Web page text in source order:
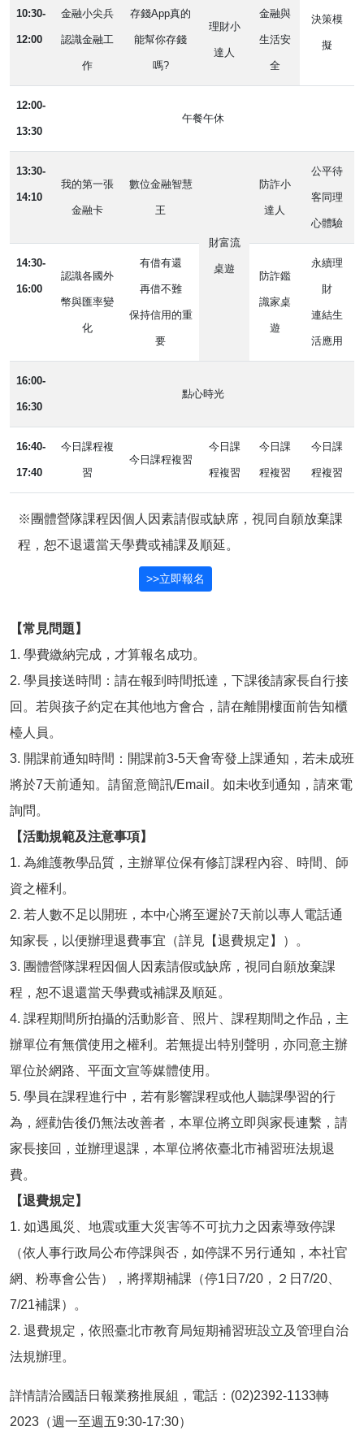
決策模
擬
10:30-
12:00
金融小尖兵
認識金融工
作
存錢App真的
能幫你存錢
嗎?
理財小
達人
金融與
生活安
全
12:00-
13:30
午餐午休
13:30-
14:10
我的第一張
金融卡
數位金融智慧
王
財富流
桌遊
防詐小
達人
公平待
客同理
心體驗
14:30-
16:00
認識各國外
幣與匯率變
化
有借有還
再借不難
保持信用的重
要
防詐鑑
識家桌
遊
永續理
財
連結生
活應用
16:00-
16:30
點心時光
16:40-
17:40
今日課程複
習
今日課程複習
今日課
程複習
今日課
程複習
今日課
程複習
※團體營隊課程因個人因素請假或缺席，視同自願放棄課
程，恕不退還當天學費或補課及順延。
>>立即報名
【常見問題】
1. 學費繳納完成，才算報名成功。
2. 學員接送時間：請在報到時間抵達，下課後請家長自行接
回。若與孩子約定在其他地方會合，請在離開樓面前告知櫃
檯人員。
3. 開課前通知時間：開課前3-5天會寄發上課通知，若未成班
將於7天前通知。請留意簡訊/Email。如未收到通知，請來電
詢問。
【活動規範及注意事項】
1. 為維護教學品質，主辦單位保有修訂課程內容、時間、師
資之權利。
2. 若人數不足以開班，本中心將至遲於7天前以專人電話通
知家長，以便辦理退費事宜（詳見【退費規定】）。
3. 團體營隊課程因個人因素請假或缺席，視同自願放棄課
程，恕不退還當天學費或補課及順延。
4. 課程期間所拍攝的活動影音、照片、課程期間之作品，主
辦單位有無償使用之權利。若無提出特別聲明，亦同意主辦
單位於網路、平面文宣等媒體使用。
5. 學員在課程進行中，若有影響課程或他人聽課學習的行
為，經勸告後仍無法改善者，本單位將立即與家長連繫，請
家長接回，並辦理退課，本單位將依臺北市補習班法規退
費。
【退費規定】
1. 如遇風災、地震或重大災害等不可抗力之因素導致停課
（依人事行政局公布停課與否，如停課不另行通知，本社官
網、粉專會公告），將擇期補課（停1日7/20，２日7/20、
7/21補課）。
2. 退費規定，依照臺北市教育局短期補習班設立及管理自治
法規辦理。
詳情請洽國語日報業務推展組，電話：(02)2392-1133轉
2023（週一至週五9:30-17:30）